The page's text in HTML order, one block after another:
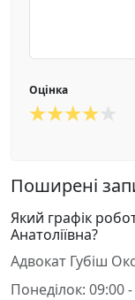
Оцінка
Поширені
Який графік
Анатоліївна?
Адвокат Губіш
Понеділок: 09:00